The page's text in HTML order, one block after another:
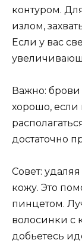
контуром.
излом,
Если у вас
Важно: брови
хорошо, если
достаточно
Совет:
кожу. Это
пинцетом.
волосинки с
добьетесь